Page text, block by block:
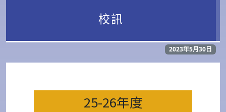
校訊
2023年5月30日
25-26年度